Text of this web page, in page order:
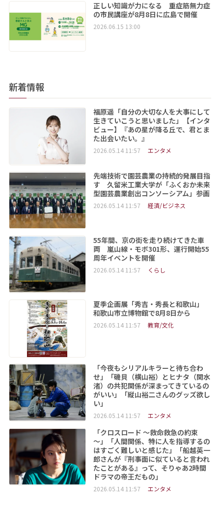
正しい知識が力になる 重症筋無力症
の市民講座が8月8日に広島で開催
2026.06.15 13:00
新着情報
福原遥「自分の大切な人を大事にして
生きていこうと思いました」【インタ
ビュー】『あの星が降る丘で、君とま
た出会いたい。』
2026.05.14 11:57 エンタメ
先端技術で園芸農業の持続的発展目指
す 久留米工業大学が「ふくおか未来
型園芸農業創出コンソーシアム」参画
2026.05.14 11:57 経済/ビジネス
55年間、京の街を走り続けてきた車
両 嵐山線・モボ301形、運行開始55
周年イベントを開催
2026.05.14 11:57 くらし
夏季企画展「秀吉・秀長と和歌山」
和歌山市立博物館で8月8日から
2026.05.14 11:57 教育/文化
「今夜もシリアルキラーと待ち合わ
せ」「磯貝（横山裕）とヒナタ（関水
渚）の共犯関係が深まってきているの
がいい」「縦山裕二さんのグッズ欲し
い」
2026.05.14 11:57 エンタメ
「クロスロード ～救命救急の約束
～」「人間関係、特に人を指導するの
はすごく難しいと感じた」「船越英一
郎さんが『刑事面に似ていると言われ
たことがある』って、そりゃあ2時間
ドラマの帝王だもの」
2026.05.14 11:57 エンタメ